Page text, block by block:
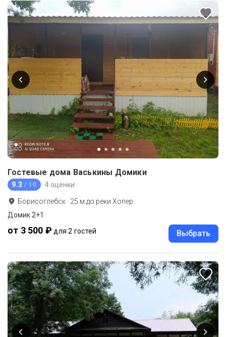
Гостевые дома Васькины Домики
9.3 / 10 4 оценки
Борисоглебск · 25 м до реки Хопер
Домик 2+1
от 3 500 ₽ для 2 гостей Выбрать